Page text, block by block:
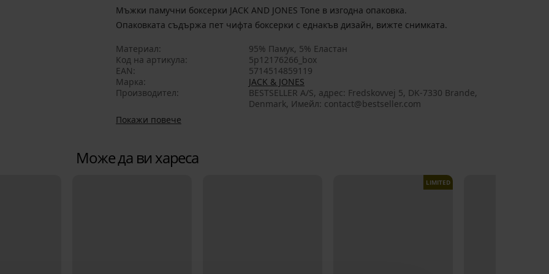
Мъжки памучни боксерки JACK AND JONES Tone в изгодна опаковка.
Опаковката съдържа пет чифта боксерки с еднакъв дизайн, вижте снимката.
Материал
95% Памук, 5% Еластан
Код на артикула
5p12176266_box
EAN
5714514859119
Марка
JACK & JONES
Производител
BESTSELLER A/S, aдрес: Fredskovvej 5, DK-7330 Brande,
Denmark, Имейл: contact@bestseller.com
Покажи повече
Може да ви хареса
LIMITED